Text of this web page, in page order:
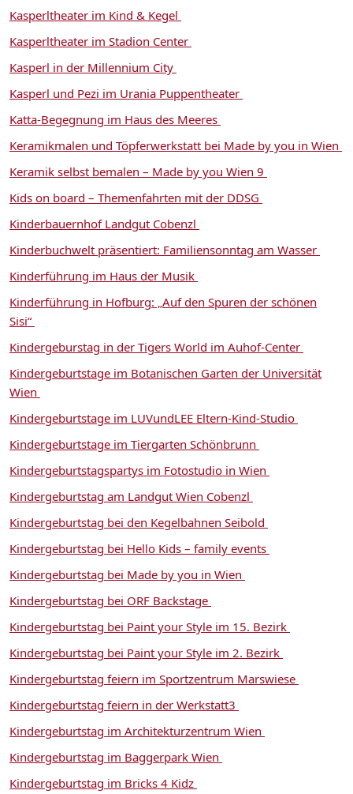
Kasperltheater im Kind & Kegel
Kasperltheater im Stadion Center
Kasperl in der Millennium City
Kasperl und Pezi im Urania Puppentheater
Katta-Begegnung im Haus des Meeres
Keramikmalen und Töpferwerkstatt bei Made by you in Wien
Keramik selbst bemalen – Made by you Wien 9
Kids on board – Themenfahrten mit der DDSG
Kinderbauernhof Landgut Cobenzl
Kinderbuchwelt präsentiert: Familiensonntag am Wasser
Kinderführung im Haus der Musik
Kinderführung in Hofburg: „Auf den Spuren der schönen
Sisi“
Kindergeburstag in der Tigers World im Auhof-Center
Kindergeburtstage im Botanischen Garten der Universität
Wien
Kindergeburtstage im LUVundLEE Eltern-Kind-Studio
Kindergeburtstage im Tiergarten Schönbrunn
Kindergeburtstagspartys im Fotostudio in Wien
Kindergeburtstag am Landgut Wien Cobenzl
Kindergeburtstag bei den Kegelbahnen Seibold
Kindergeburtstag bei Hello Kids – family events
Kindergeburtstag bei Made by you in Wien
Kindergeburtstag bei ORF Backstage
Kindergeburtstag bei Paint your Style im 15. Bezirk
Kindergeburtstag bei Paint your Style im 2. Bezirk
Kindergeburtstag feiern im Sportzentrum Marswiese
Kindergeburtstag feiern in der Werkstatt3
Kindergeburtstag im Architekturzentrum Wien
Kindergeburtstag im Baggerpark Wien
Kindergeburtstag im Bricks 4 Kidz